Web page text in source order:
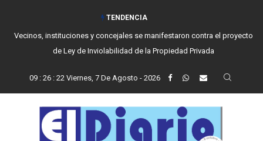
TENDENCIA
Vecinos, instituciones y concejales se manifestaron contra el proyecto
de Ley de Inviolabilidad de la Propiedad Privada
09: 26: 23 Viernes, 7 De Agosto - 2026